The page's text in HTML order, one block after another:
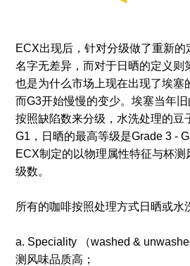
ECX出现后，针对分级做了重新
名字无差异，而对于日晒的定义则
也是为什么市场上现在出现了埃塞
而G3开始慢慢的变少。埃塞当年
按照缺陷数来分级，水洗处理的豆
G1，日晒的最高等级是Grade 3 -
ECX制定的以物理属性特征与杯
级数。
所有的咖啡按照处理方式日晒或水
a. Speciality （washed &
测风味品质高；